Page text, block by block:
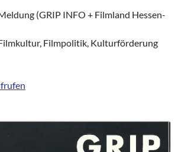
(GRIP INFO + Filmland Hessen-
Filmpolitik, Kulturförderung